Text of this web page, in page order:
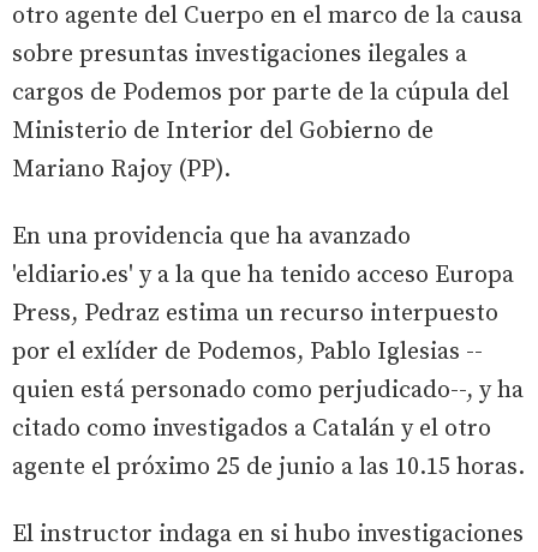
otro agente del Cuerpo en el marco de la causa
sobre presuntas investigaciones ilegales a
cargos de Podemos por parte de la cúpula del
Ministerio de Interior del Gobierno de
Mariano Rajoy (PP).
En una providencia que ha avanzado
'eldiario.es' y a la que ha tenido acceso Europa
Press, Pedraz estima un recurso interpuesto
por el exlíder de Podemos, Pablo Iglesias --
quien está personado como perjudicado--, y ha
citado como investigados a Catalán y el otro
agente el próximo 25 de junio a las 10.15 horas.
El instructor indaga en si hubo investigaciones